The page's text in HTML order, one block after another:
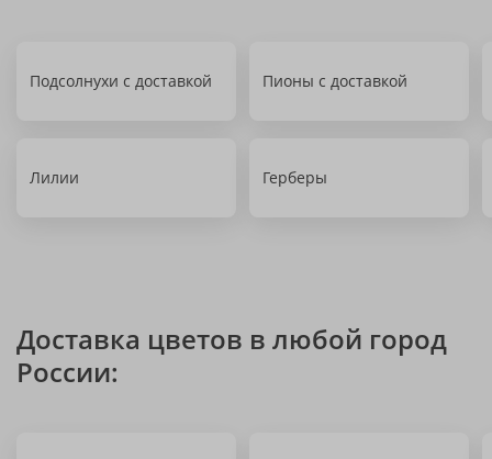
Подсолнухи с доставкой Пионы с доставкой
Лилии Герберы
Доставка цветов в любой город
России: